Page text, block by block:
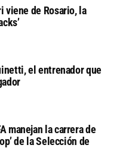
viene de Rosario, la
el entrenador que
manejan la carrera de
de la Selección de